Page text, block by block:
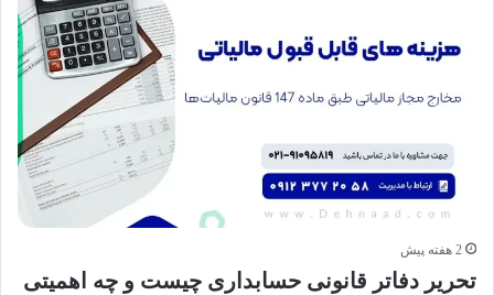
2 هفته پیش
تحریر دفاتر قانونی حسابداری چیست و چه اهمیتی